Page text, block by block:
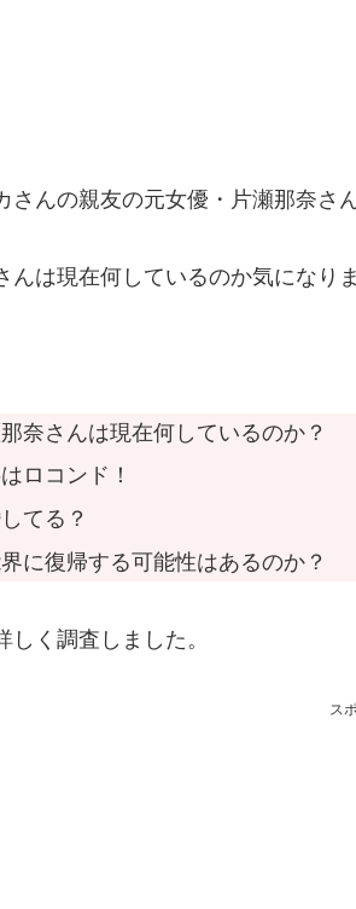
さんの親友の元女優・片瀬那奈さ
んは現在何しているのか気になり
奈さんは現在何しているのか？
ロコンド！
てる？
に復帰する可能性はあるのか？
しく調査しました。
ス